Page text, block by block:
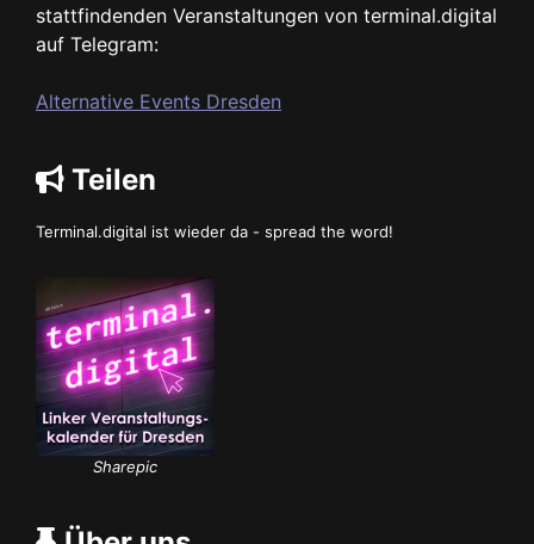
stattfindenden Veranstaltungen von terminal.digital
auf Telegram:
Alternative Events Dresden
Teilen
Terminal.digital ist wieder da - spread the word!
Sharepic